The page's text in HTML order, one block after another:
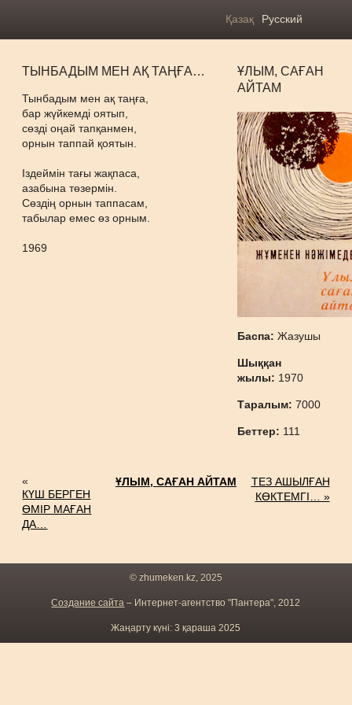
Қазақ Русский
ТЫНБАДЫМ МЕН АҚ ТАҢҒА…
Тынбадым мен ақ таңға,
бар жүйкемді оятып,
сөзді оңай тапқанмен,
орнын таппай қоятын.
Іздеймін тағы жақпаса,
азабына төзермін.
Сөздің орнын таппасам,
табылар емес өз орным.
1969
ҰЛЫМ, САҒАН
АЙТАМ
Баспа:Жазушы
Шыққан
жылы: 1970
Таралым:7000
Беттер: 111
«
КҮШ БЕРГЕН
ӨМІР МАҒАН
ДА…
ҰЛЫМ, САҒАН АЙТАМ
ТЕЗ АШЫЛҒАН
КӨКТЕМГІ… »
© zhumeken.kz, 2025
Создание сайта – Интернет-агентство "Пантера", 2012
Жаңарту күні: 3 қараша 2025